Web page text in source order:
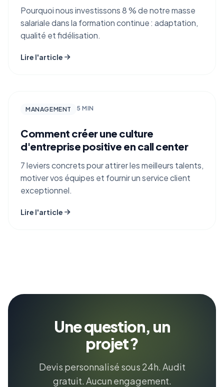
Pourquoi nous investissons 8 % de notre masse
salariale dans la formation continue : adaptation,
qualité et fidélisation.
Lire l'article
MANAGEMENT 5 MIN
Comment créer une culture
d'entreprise positive en call center
7 leviers concrets pour attirer les meilleurs talents,
motiver vos équipes et fournir un service client
exceptionnel.
Lire l'article
Une question, un
projet ?
Devis personnalisé sous 24h. Audit
gratuit. Aucun engagement.